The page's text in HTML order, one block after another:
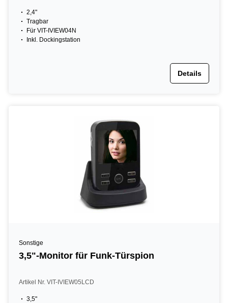
2,4"
Tragbar
Für VIT-IVIEW04N
Inkl. Dockingstation
Details
Sonstige
3,5"-Monitor für Funk-Türspion
Artikel Nr. VIT-IVIEW05LCD
3,5"